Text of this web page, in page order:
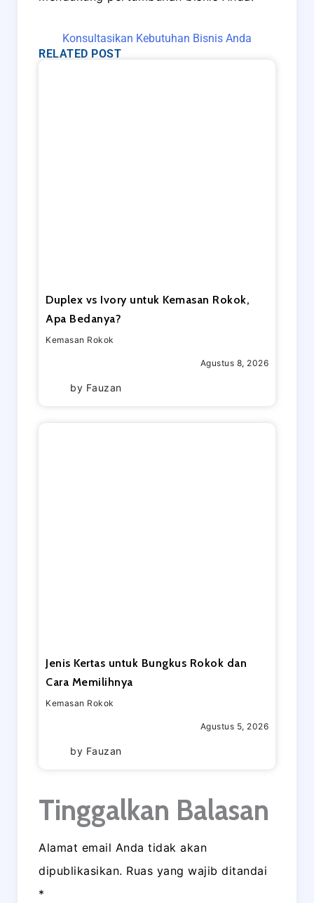
Konsultasikan Kebutuhan Bisnis Anda
RELATED POST
Duplex vs Ivory untuk Kemasan Rokok,
Apa Bedanya?
Kemasan Rokok
Agustus 8, 2026
by Fauzan
Jenis Kertas untuk Bungkus Rokok dan
Cara Memilihnya
Kemasan Rokok
Agustus 5, 2026
by Fauzan
Tinggalkan Balasan
Alamat email Anda tidak akan
dipublikasikan. Ruas yang wajib ditandai
*